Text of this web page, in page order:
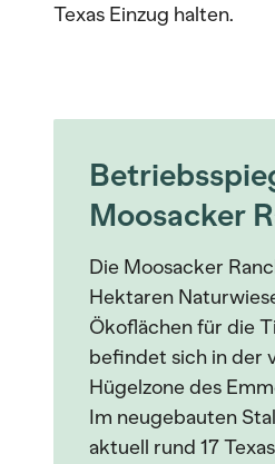
Texas Einzug halten.
Moosacker
Die Moosacker
Hektaren
Ökoflächen für die
befindet sich in der
Hügelzone des
Im neugebauten
aktuell rund 17